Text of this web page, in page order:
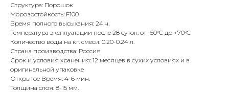
Структура: Порошок
Морозостойкость: F100
Время полного высыхания: 24 ч.
Температура эксплуатации после 28 суток: от -50°C до +70°C
Количество воды на кг. смеси: 0.20-0.24 л.
Страна производства: Россия
Срок и условия хранения: 12 месяцев в сухих условиях и в
оригинальной упаковке
Открытое Время: 4-6 мин.
Толщина слоя: 8-15 мм.